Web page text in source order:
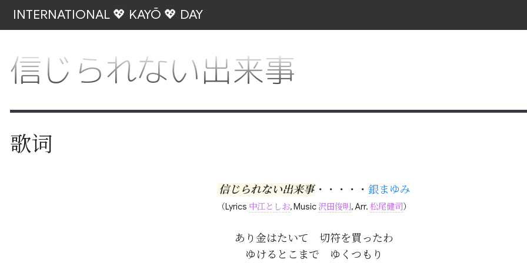
INTERNATIONAL 💖 KAYŌ 💖 DAY
信じられない出来事
歌词
信じられない出来事・・・・・銀まゆみ
（Lyrics 中江としお, Music 沢田俊明, Arr.松尾健司）
あり金はたいて　切符を買ったわ
ゆけるとこまで　ゆくつもり